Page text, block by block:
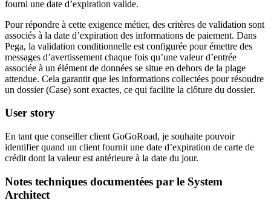
fourni une date d’expiration valide.
Pour répondre à cette exigence métier, des critères de validation sont
associés à la date d’expiration des informations de paiement. Dans
Pega, la validation conditionnelle est configurée pour émettre des
messages d’avertissement chaque fois qu’une valeur d’entrée
associée à un élément de données se situe en dehors de la plage
attendue. Cela garantit que les informations collectées pour résoudre
un dossier (Case) sont exactes, ce qui facilite la clôture du dossier.
User story
En tant que conseiller client GoGoRoad, je souhaite pouvoir
identifier quand un client fournit une date d’expiration de carte de
crédit dont la valeur est antérieure à la date du jour.
Notes techniques documentées par le System
Architect